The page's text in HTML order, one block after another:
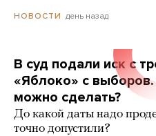
НОВОСТИ день назад
В суд подали иск с
«Яблоко» с
можно сделать?
До какой даты надо
точно допустили?